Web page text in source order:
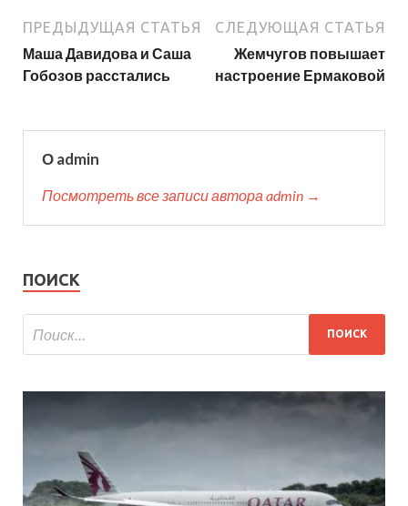
ПРЕДЫДУЩАЯ СТАТЬЯ
Маша Давидова и Саша
Гобозов расстались
СЛЕДУЮЩАЯ СТАТЬЯ
Жемчугов повышает
настроение Ермаковой
О admin
Посмотреть все записи автора admin →
ПОИСК